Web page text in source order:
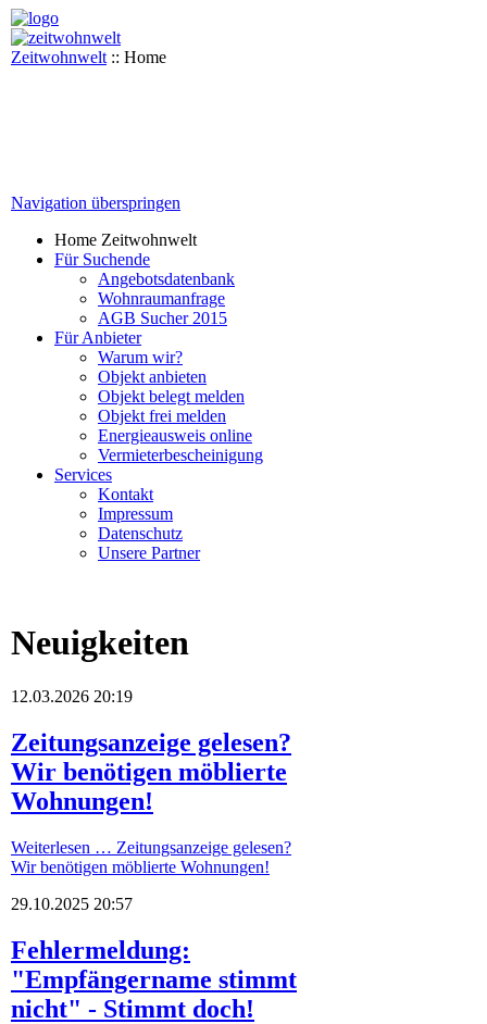
Zeitwohnwelt :: Home
Navigation überspringen
Home Zeitwohnwelt
Für Suchende
Angebotsdatenbank
Wohnraumanfrage
AGB Sucher 2015
Für Anbieter
Warum wir?
Objekt anbieten
Objekt belegt melden
Objekt frei melden
Energieausweis online
Vermieterbescheinigung
Services
Kontakt
Impressum
Datenschutz
Unsere Partner
Neuigkeiten
12.03.2026 20:19
Zeitungsanzeige gelesen?
Wir benötigen möblierte
Wohnungen!
Weiterlesen … Zeitungsanzeige gelesen?
Wir benötigen möblierte Wohnungen!
29.10.2025 20:57
Fehlermeldung:
"Empfängername stimmt
nicht" - Stimmt doch!